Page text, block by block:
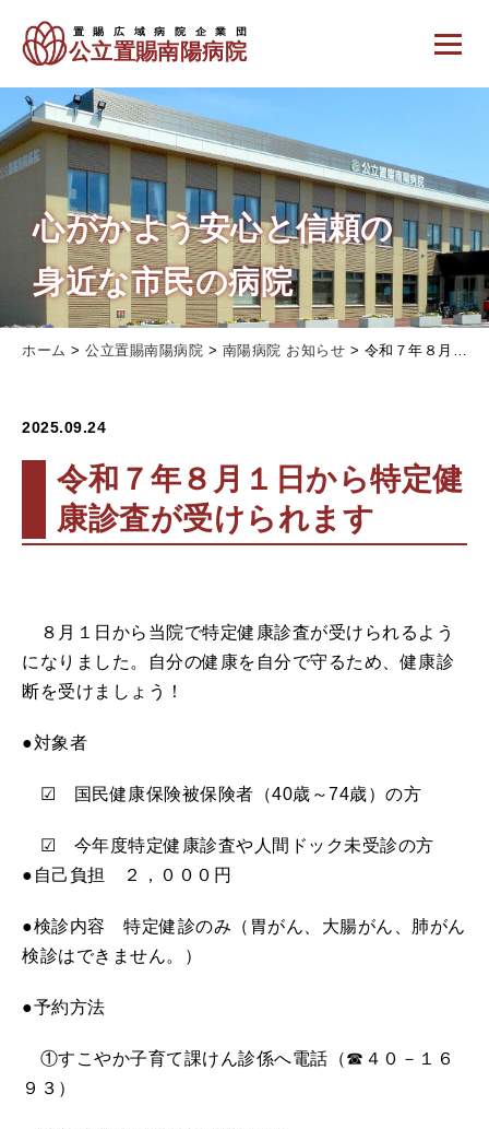
心がかよう安心と信頼の
身近な市民の病院
ホーム > 公立置賜南陽病院 > 南陽病院 お知らせ > 令和７年８月１日から特定健康診査が受けられます
2025.09.24
令和７年８月１日から特定健
康診査が受けられます
８月１日から当院で特定健康診査が受けられるよう
になりました。自分の健康を自分で守るため、健康診
断を受けましょう！
●対象者
☑ 国民健康保険被保険者（40歳～74歳）の方
☑ 今年度特定健康診査や人間ドック未受診の方
●自己負担 ２，０００円
●検診内容 特定健診のみ（胃がん、大腸がん、肺がん
検診はできません。）
●予約方法
①すこやか子育て課けん診係へ電話（☎４０－１６
９３）